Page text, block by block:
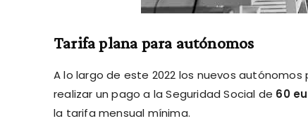
Tarifa plana para autónomos
A lo largo de este 2022 los nuevos
realizar un pago a la Seguridad Social de 60
la tarifa mensual mínima.